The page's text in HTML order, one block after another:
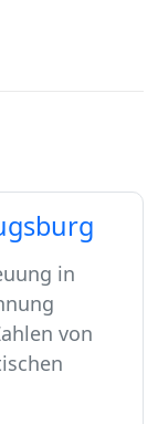
in
von